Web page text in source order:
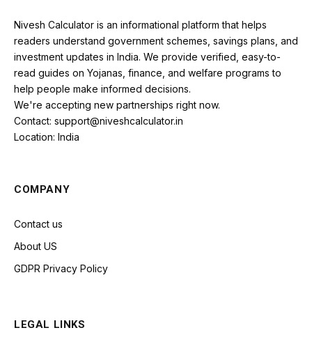
Nivesh Calculator is an informational platform that helps
readers understand government schemes, savings plans, and
investment updates in India. We provide verified, easy-to-
read guides on Yojanas, finance, and welfare programs to
help people make informed decisions.
We're accepting new partnerships right now.
Contact: support@niveshcalculator.in
Location: India
COMPANY
Contact us
About US
GDPR Privacy Policy
LEGAL LINKS